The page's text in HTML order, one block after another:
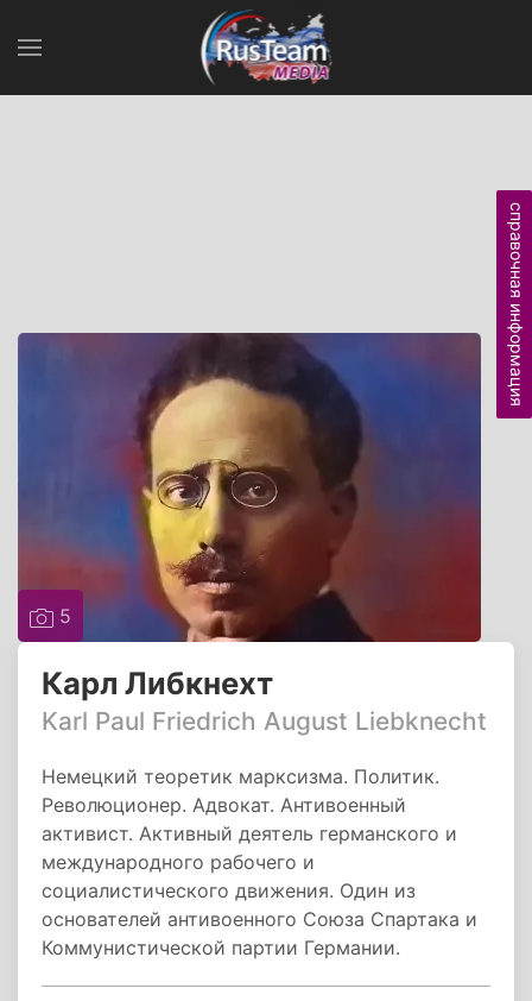
5
Карл Либкнехт
Karl Paul Friedrich August Liebknecht
Немецкий теоретик марксизма. Политик.
Революционер. Адвокат. Антивоенный
активист. Активный деятель германского и
международного рабочего и
социалистического движения. Один из
основателей антивоенного Союза Спартака и
Коммунистической партии Германии.
справочная информация